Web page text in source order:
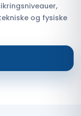
og fysiske